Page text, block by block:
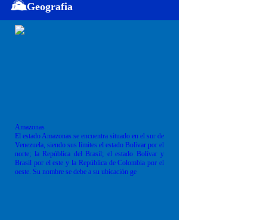
Geografia
Amazonas
El estado Amazonas se encuentra situado en el sur de
Venezuela, siendo sus límites el estado Bolívar por el
norte; la República del Brasil; el estado Bolívar y
Brasil por el este y la República de Colombia por el
oeste. Su nombre se debe a su ubicación ge